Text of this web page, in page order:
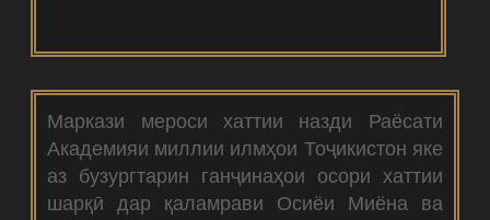
Маркази мероси хаттии назди Раёсати
Академияи миллии илмҳои Тоҷикистон яке
аз бузургтарин ганҷинаҳои осори хаттии
шарқӣ дар қаламрави Осиёи Миёна ва